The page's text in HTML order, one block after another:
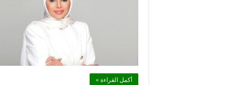
أكمل القراءة »